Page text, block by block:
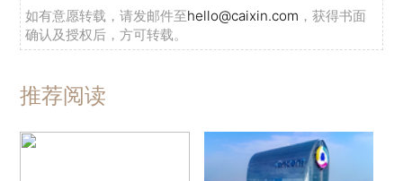
如有意愿转载，请发邮件至hello@caixin.com ，获得书面
确认及授权后，方可转载。
推荐阅读